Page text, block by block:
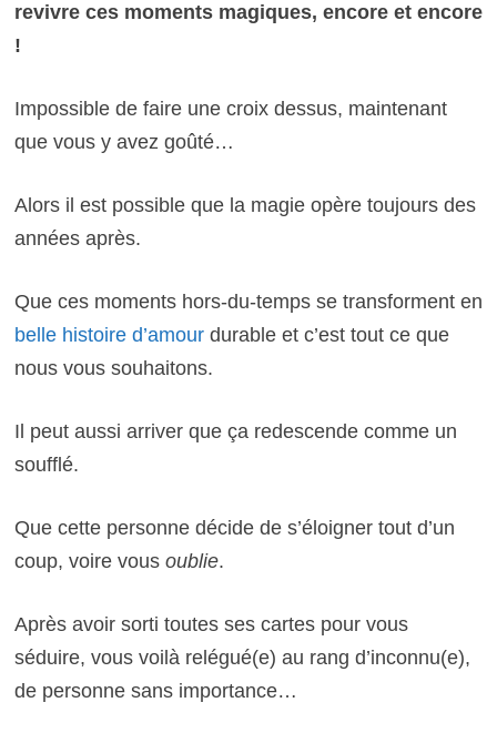
revivre ces moments magiques, encore et encore
!
Impossible de faire une croix dessus, maintenant
que vous y avez goûté…
Alors il est possible que la magie opère toujours des
années après.
Que ces moments hors-du-temps se transforment en
belle histoire d’amourdurable et c’est tout ce que
nous vous souhaitons.
Il peut aussi arriver que ça redescende comme un
soufflé.
Que cette personne décide de s’éloigner tout d’un
coup, voire vous oublie.
Après avoir sorti toutes ses cartes pour vous
séduire, vous voilà relégué(e) au rang d’inconnu(e),
de personne sans importance…